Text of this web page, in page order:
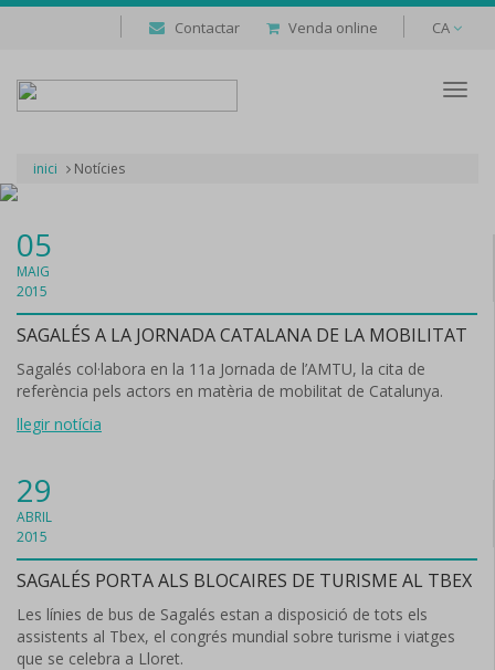
Contactar Venda online CA
inici Notícies
05
MAIG
2015
SAGALÉS A LA JORNADA CATALANA DE LA MOBILITAT
Sagalés col·labora en la 11a Jornada de l’AMTU, la cita de
referència pels actors en matèria de mobilitat de Catalunya.
llegir notícia
29
ABRIL
2015
SAGALÉS PORTA ALS BLOCAIRES DE TURISME AL TBEX
Les línies de bus de Sagalés estan a disposició de tots els
assistents al Tbex, el congrés mundial sobre turisme i viatges
que se celebra a Lloret.